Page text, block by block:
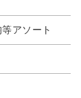
アソート